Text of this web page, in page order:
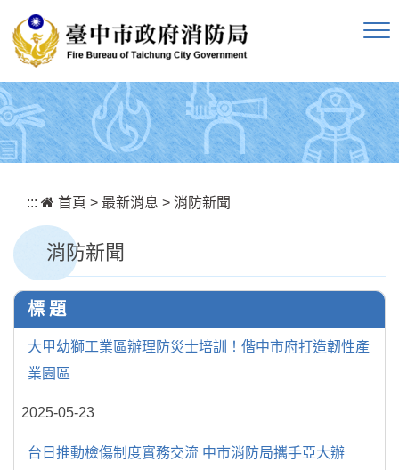
::: 首頁 > 最新消息 > 消防新聞
消防新聞
標 題
大甲幼獅工業區辦理防災士培訓！偕中市府打造韌性產
業園區
2025-05-23
台日推動檢傷制度實務交流 中市消防局攜手亞大辦